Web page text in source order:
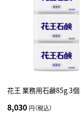
花王 業務用石鹸85g 3
8,030 円（税込）